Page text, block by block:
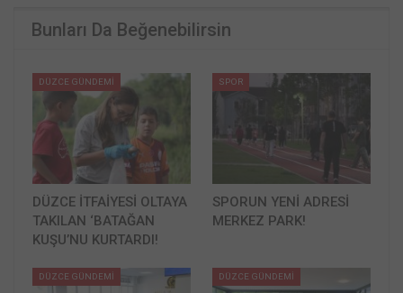
Bunları Da Beğenebilirsin
DÜZCE GÜNDEMİ
DÜZCE İTFAİYESİ OLTAYA
TAKILAN ‘BATAĞAN
KUŞU’NU KURTARDI!
SPOR
SPORUN YENİ ADRESİ
MERKEZ PARK!
DÜZCE GÜNDEMİ DÜZCE GÜNDEMİ